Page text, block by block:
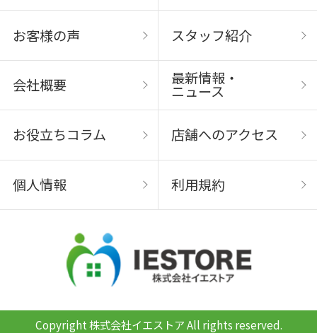
お客様の声 スタッフ紹介
会社概要 最新情報・
ニュース
お役立ちコラム 店舗へのアクセス
個人情報 利用規約
Copyright 株式会社イエストア All rights reserved.